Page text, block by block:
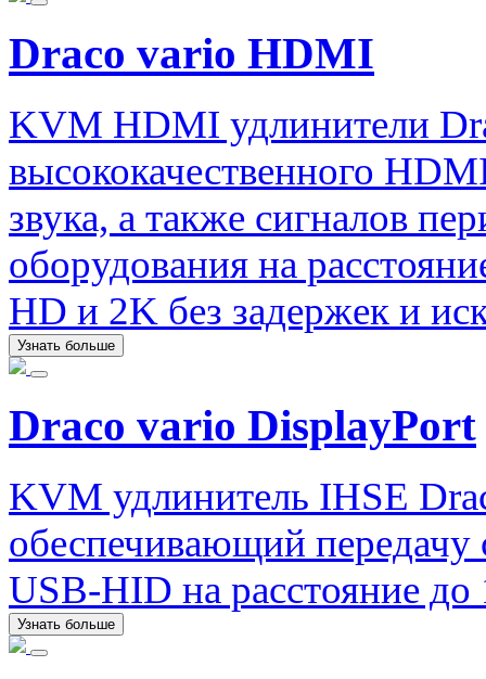
Draco vario HDMI
KVM HDMI удлинители
высококачественного
звука, а также сигналов
оборудования на
HD и 2K без задержек и
Узнать больше
Draco vario DisplayPort
KVM удлинитель IHSE
обеспечивающий передачу
USB-HID на расстояние до
Узнать больше